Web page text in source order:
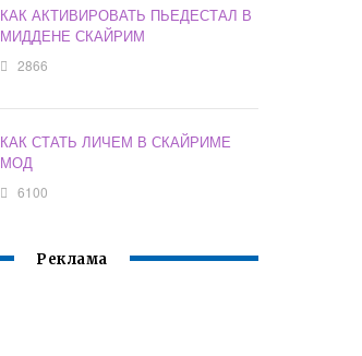
КАК АКТИВИРОВАТЬ ПЬЕДЕСТАЛ В
МИДДЕНЕ СКАЙРИМ
2866
КАК СТАТЬ ЛИЧЕМ В СКАЙРИМЕ
МОД
6100
Реклама